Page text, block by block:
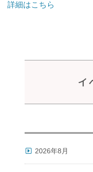
詳細はこちら
イ
2026年8月